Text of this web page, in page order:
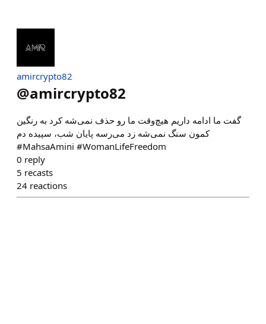
amircrypto82
@amircrypto82
گفت ما ادامه داریم هیچ‌وقت ما رو حذف نمی‌شه کرد به رنگین‌
کمون سنگ نمی‌شه زد می‌رسه پایان شب، سپیده دم
#MahsaAmini #WomanLifeFreedom
0 reply
5 recasts
24 reactions